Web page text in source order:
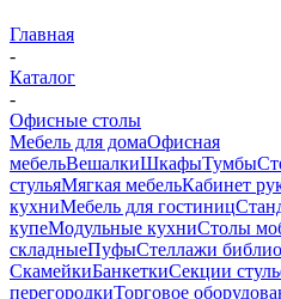
Главная
-
Каталог
-
Офисные столы
Мебель для домаОфисная
мебельВешалкиШкафыТумбы
стульяМягкая мебельКабинет
кухниМебель для гостиниц
купеМодульные кухниСтолы
складныеПуфыСтеллажи
СкамейкиБанкеткиСекции
перегородкиТорговое